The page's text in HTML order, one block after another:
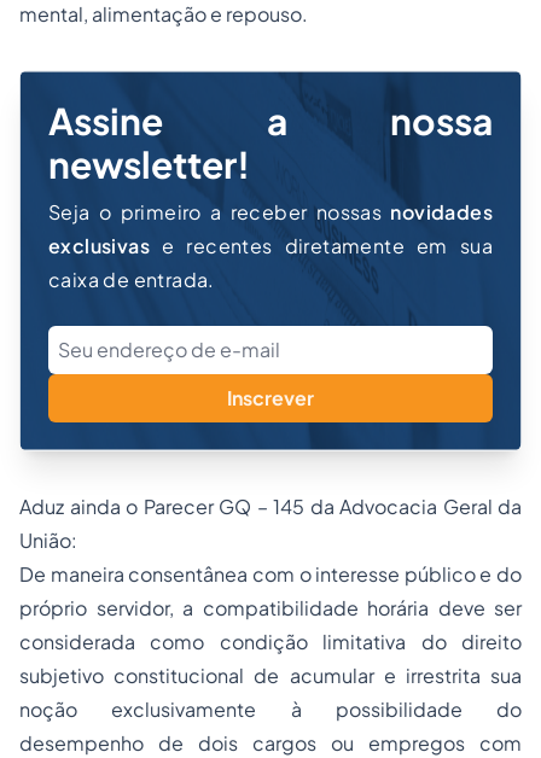
mental, alimentação e repouso.
Assine a nossa
newsletter!
Seja o primeiro a receber nossas novidades
exclusivas e recentes diretamente em sua
caixa de entrada.
Inscrever
Aduz ainda o Parecer GQ – 145 da Advocacia Geral da
União:
De maneira consentânea com o interesse público e do
próprio servidor, a compatibilidade horária deve ser
considerada como condição limitativa do direito
subjetivo constitucional de acumular e irrestrita sua
noção exclusivamente à possibilidade do
desempenho de dois cargos ou empregos com